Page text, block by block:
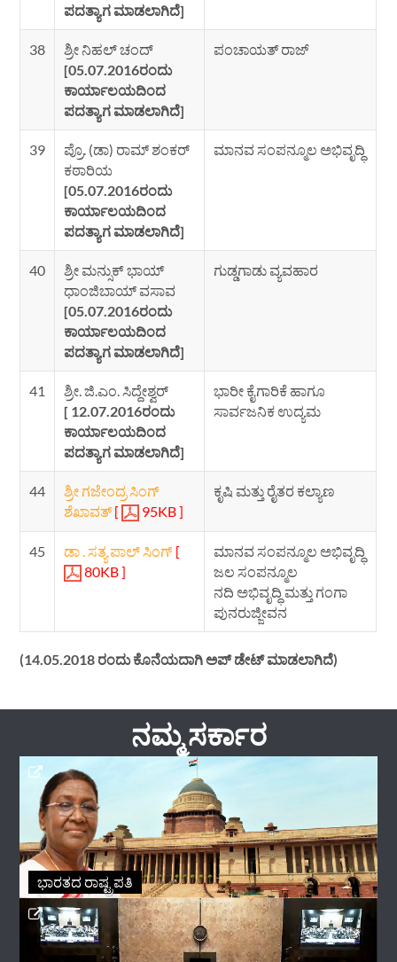
ಪದತ್ಯಾಗ ಮಾಡಲಾಗಿದೆ]
38
ಶ್ರೀ ನಿಹಲ್ ಚಂದ್
[05.07.2016ರಂದು
ಕಾರ್ಯಾಲಯದಿಂದ
ಪದತ್ಯಾಗ ಮಾಡಲಾಗಿದೆ]
ಪಂಚಾಯತ್ ರಾಜ್
39
ಪ್ರೊ. (ಡಾ) ರಾಮ್ ಶಂಕರ್
ಕಠಾರಿಯ
[05.07.2016ರಂದು
ಕಾರ್ಯಾಲಯದಿಂದ
ಪದತ್ಯಾಗ ಮಾಡಲಾಗಿದೆ]
ಮಾನವ ಸಂಪನ್ಮೂಲ ಅಭಿವೃದ್ಧಿ
40
ಶ್ರೀ ಮನ್ಸುಕ್ ಭಾಯ್
ಧಾಂಜಿಬಾಯ್ ವಸಾವ
[05.07.2016ರಂದು
ಕಾರ್ಯಾಲಯದಿಂದ
ಪದತ್ಯಾಗ ಮಾಡಲಾಗಿದೆ]
ಗುಡ್ಡಗಾಡು ವ್ಯವಹಾರ
41
ಶ್ರೀ. ಜಿ.ಎಂ. ಸಿದ್ದೇಶ್ವರ್
[ 12.07.2016ರಂದು
ಕಾರ್ಯಾಲಯದಿಂದ
ಪದತ್ಯಾಗ ಮಾಡಲಾಗಿದೆ]
ಭಾರೀ ಕೈಗಾರಿಕೆ ಹಾಗೂ
ಸಾರ್ವಜನಿಕ ಉದ್ಯಮ
44
ಶ್ರೀ ಗಜೇಂದ್ರ ಸಿಂಗ್
ಶೆಖಾವತ್[ 95KB ]
ಕೃಷಿ ಮತ್ತು ರೈತರ ಕಲ್ಯಾಣ
45 ಡಾ . ಸತ್ಯ ಪಾಲ್ ಸಿಂಗ್ [
80KB ]
ಮಾನವ ಸಂಪನ್ಮೂಲ ಅಭಿವೃದ್ಧಿ
ಜಲ ಸಂಪನ್ಮೂಲ
ನದಿ ಅಭಿವೃದ್ಧಿ ಮತ್ತು ಗಂಗಾ
ಪುನರುಜ್ಜೀವನ
(14.05.2018 ರಂದು ಕೊನೆಯದಾಗಿ ಅಪ್ ಡೇಟ್ ಮಾಡಲಾಗಿದೆ)
ನಮ್ಮ ಸರ್ಕಾರ
ಭಾರತದ ರಾಷ್ಟ್ರಪತಿ